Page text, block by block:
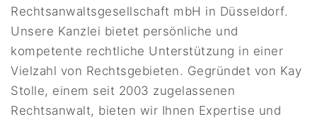
Rechtsanwaltsgesellschaft mbH in Düsseldorf.
Unsere Kanzlei bietet persönliche und
kompetente rechtliche Unterstützung in einer
Vielzahl von Rechtsgebieten. Gegründet von Kay
Stolle, einem seit 2003 zugelassenen
Rechtsanwalt, bieten wir Ihnen Expertise und